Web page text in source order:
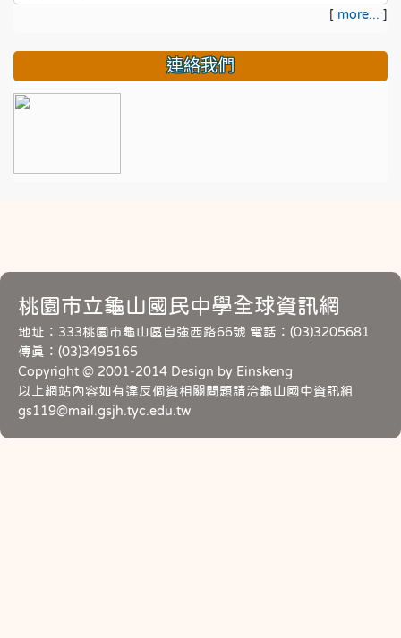
[ more... ]
連絡我們
桃園市立龜山國民中學全球資訊網
地址：333桃園市龜山區自強西路66號 電話：(03)3205681
傳真：(03)3495165
Copyright @ 2001-2014 Design by Einskeng
以上網站內容如有違反個資相關問題請洽龜山國中資訊組
gs119@mail.gsjh.tyc.edu.tw